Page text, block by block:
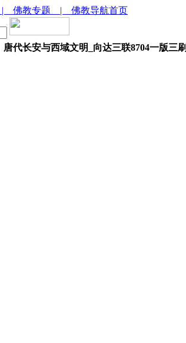
| 佛教专题 | 佛教导航首页
唐代长安与西域文明_向达三联8704一版三刷